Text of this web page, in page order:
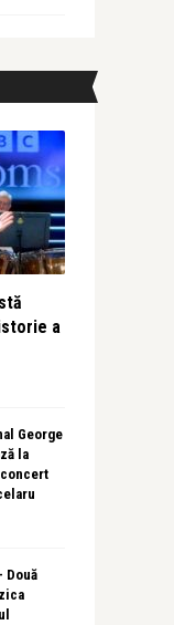
a
George
la
Două